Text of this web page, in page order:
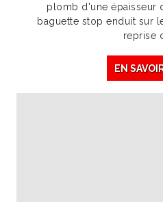
plomb d'une épaisseur
baguette stop enduit sur
reprise
EN